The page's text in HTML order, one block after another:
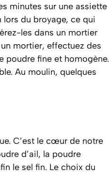
minutes sur une assiette
du broyage, ce qui
les dans un mortier
mortier, effectuez des
poudre fine et homogène.
Au moulin, quelques
C’est le cœur de notre
d’ail, la poudre
le sel fin. Le choix du